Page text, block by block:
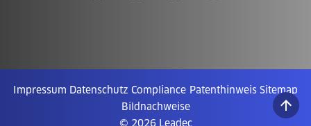
© 2026 Leadec
Impressum Datenschutz Compliance Patenthinweis Sitemap
Bildnachweise